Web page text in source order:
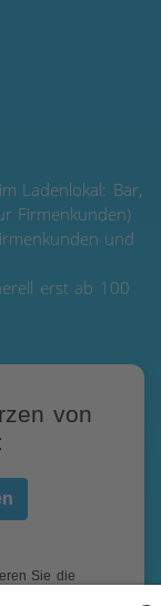
Ladenlokal: Bar,
Firmenkunden)
und
erst ab 100
von
Sie die